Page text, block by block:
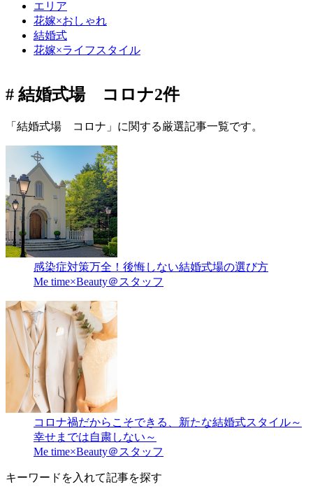
エリア
花嫁×おしゃれ
結婚式
花嫁×ライフスタイル
# 結婚式場 コロナ2件
「結婚式場 コロナ」に関する厳選記事一覧です。
感染症対策万全！後悔しない結婚式場の選び方
Me time×Beauty＠スタッフ
コロナ禍だからこそできる、新たな結婚式スタイル～
幸せまでは自粛しない～
Me time×Beauty＠スタッフ
キーワードを入れて記事を探す